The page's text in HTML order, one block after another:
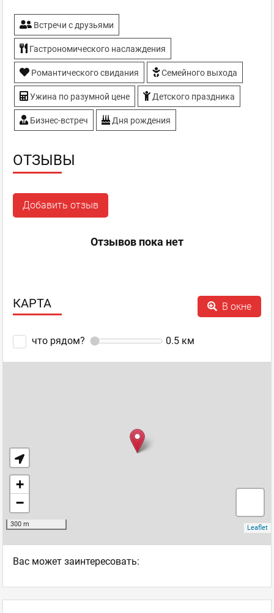
Встречи с друзьями
Гастрономического наслаждения
Романтического свидания Семейного выхода
Ужина по разумной цене Детского праздника
Бизнес-встреч Дня рождения
ОТЗЫВЫ
Добавить отзыв
Отзывов пока нет
КАРТА В окне
что рядом? 0.5 км
Ваc может заинтересовать: